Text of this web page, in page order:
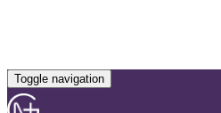
Toggle navigation